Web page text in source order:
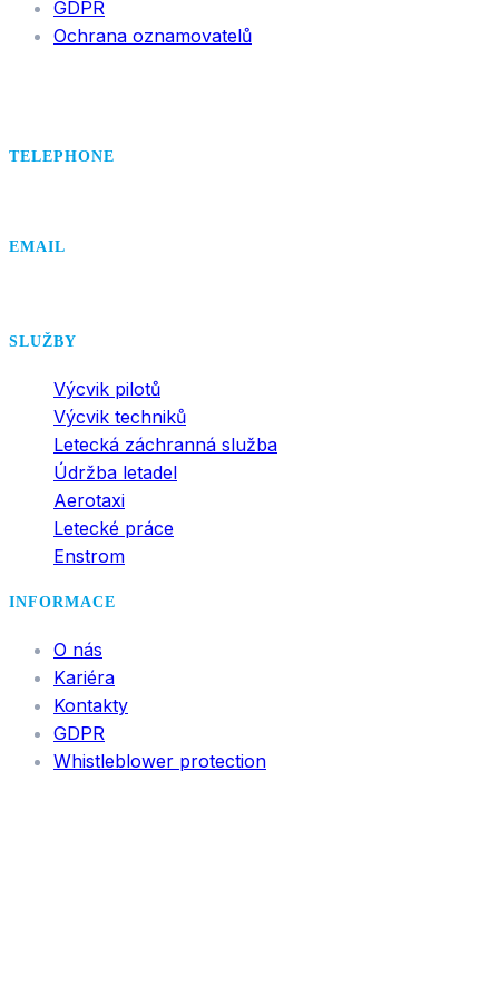
GDPR
Ochrana oznamovatelů
TELEPHONE
EMAIL
SLUŽBY
Výcvik pilotů
Výcvik techniků
Letecká záchranná služba
Údržba letadel
Aerotaxi
Letecké práce
Enstrom
INFORMACE
O nás
Kariéra
Kontakty
GDPR
Whistleblower protection